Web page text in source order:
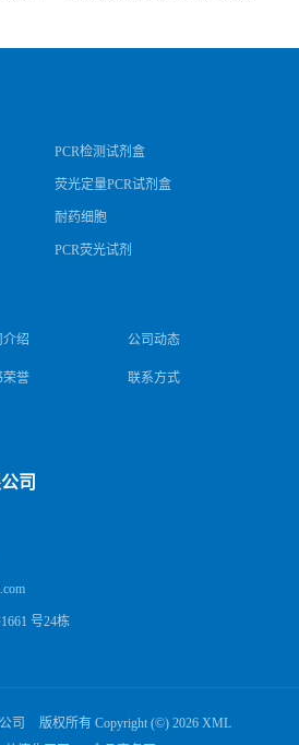
PCR检测试剂盒
荧光定量PCR试剂盒
耐药细胞
PCR荧光试剂
介绍 公司动态
荣誉 联系方式
司
号24栋
司 版权所有 Copyright (©) 2026 XML